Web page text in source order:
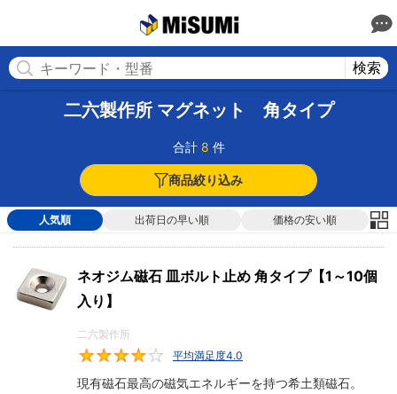
検索
二六製作所 マグネット 角タイプ
合計 8 件
商品絞り込み
人気順 出荷日の早い順 価格の安い順
ネオジム磁石 皿ボルト止め 角タイプ【1～10個
入り】
二六製作所
平均満足度4.0
現有磁石最高の磁気エネルギーを持つ希土類磁石。